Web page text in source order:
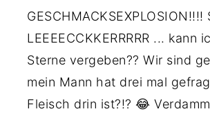
GESCHMACKSEXPLOSION!!!!
LEEEECCKKERRRRR ... kann
Sterne vergeben?? Wir sind
mein Mann hat drei mal
Fleisch drin ist?!? 😂